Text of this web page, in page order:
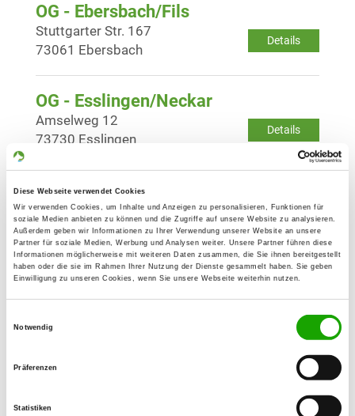
Diese Webseite verwendet Cookies
Wir verwenden Cookies, um Inhalte und Anzeigen zu personalisieren, Funktionen für
soziale Medien anbieten zu können und die Zugriffe auf unsere Website zu analysieren.
Außerdem geben wir Informationen zu Ihrer Verwendung unserer Website an unsere
Partner für soziale Medien, Werbung und Analysen weiter. Unsere Partner führen diese
Informationen möglicherweise mit weiteren Daten zusammen, die Sie ihnen bereitgestellt
haben oder die sie im Rahmen Ihrer Nutzung der Dienste gesammelt haben. Sie geben
Einwilligung zu unseren Cookies, wenn Sie unsere Webseite weiterhin nutzen.
Notwendig
Präferenzen
Statistiken
OG - Ebersbach/Fils
Details
Stuttgarter Str. 167
73061 Ebersbach
OG - Esslingen/Neckar
Details
Amselweg 12
73730 Esslingen
OG - Feldstetten
Details
auf Nattenbuch
89150 Feldstetten
OG - Hohenneuffen e.V.
Eisenbahnstr. 25
OG - Kirchheim/Teck-Jesingen e.V.
Details
73230 Kirchheim/Teck